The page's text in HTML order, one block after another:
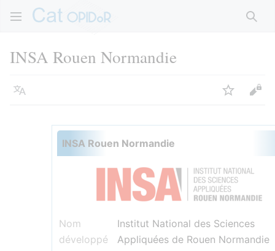
INSA Rouen Normandie
Langue Suivre
INSA Rouen Normandie
Nom
développé
Institut National des Sciences
Appliquées de Rouen Normandie